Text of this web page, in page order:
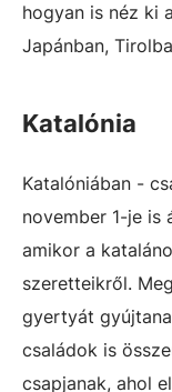
hogyan is néz ki
Japánban,
Katalónia
Katalóniában -
november 1-je is
amikor a
szeretteikről.
gyertyát
családok is
csapjanak, ahol